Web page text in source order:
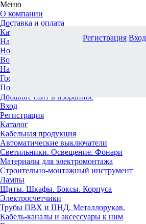
Меню
О компании
Доставка и оплата
Каталог
Наши офисы
Новости и новинки
Вопрос-ответ
Наша команда
Гос. заказчикам
Поставщикам
Добавьте сайт в избранное
Вход
Регистрация
Каталог
Кабельная продукция
Автоматические выключатели
Светильники. Освещение. Фонари
Материалы для электромонтажа
Строительно-монтажный инструмент
Лампы
Щиты. Шкафы. Боксы. Корпуса
Электросчетчики
Трубы ПВХ и ПНД. Металлорукав.
Кабель-каналы и аксессуары к ним
Регистрация Вход